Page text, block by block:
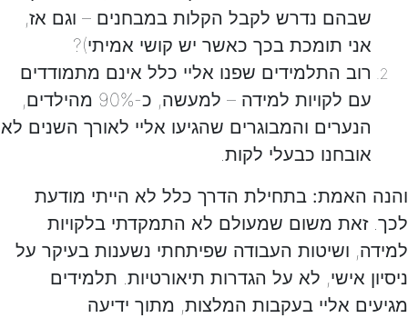
שבהם נדרש לקבל הקלות במבחנים – וגם אז,
אני תומכת בכך כאשר יש קושי אמיתי)?
רוב התלמידים שפנו אליי כלל אינם מתמודדים
עם לקויות למידה
– למעשה, כ-90% מהילדים,
הנערים והמבוגרים שהגיעו אליי לאורך השנים לא
אובחנו כבעלי לקות.
והנה האמת: בתחילת הדרך כלל לא הייתי מודעת
לכך. זאת משום שמעולם לא התמקדתי בלקויות
למידה, ושיטות העבודה שפיתחתי נשענות בעיקר על
ניסיון אישי, לא על הגדרות תיאורטיות. תלמידים
מגיעים אליי בעקבות המלצות, מתוך ידיעה